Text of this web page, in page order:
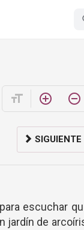
format_size add_circle_outline remove_circle_outline
SIGUIENTE
escuchar
jardín de